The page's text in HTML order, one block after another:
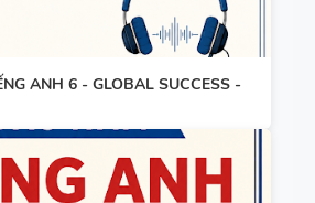
ANH 6 - GLOBAL SUCCESS -